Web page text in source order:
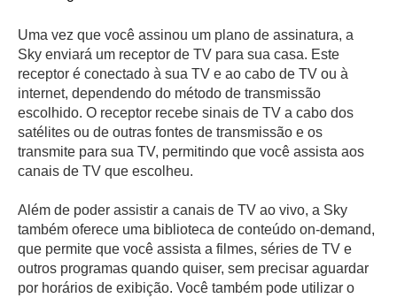
Uma vez que você assinou um plano de assinatura, a
Sky enviará um receptor de TV para sua casa. Este
receptor é conectado à sua TV e ao cabo de TV ou à
internet, dependendo do método de transmissão
escolhido. O receptor recebe sinais de TV a cabo dos
satélites ou de outras fontes de transmissão e os
transmite para sua TV, permitindo que você assista aos
canais de TV que escolheu.
Além de poder assistir a canais de TV ao vivo, a Sky
também oferece uma biblioteca de conteúdo on-demand,
que permite que você assista a filmes, séries de TV e
outros programas quando quiser, sem precisar aguardar
por horários de exibição. Você também pode utilizar o